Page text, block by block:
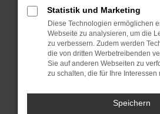
können das Laden
verhindern. Funktioniert
anderen Browser oder in
Fenster?
Starte dein Gerät neu.
vorübergehende
Statistik und Marketing
Diese Technologien ermöglichen
Webseite zu analysieren, um die
zu verbessern. Zudem werden
die von dritten Werbetreibenden
Sie auf anderen Webseiten zu
zu schalten, die für Ihre Interessen
Speichern